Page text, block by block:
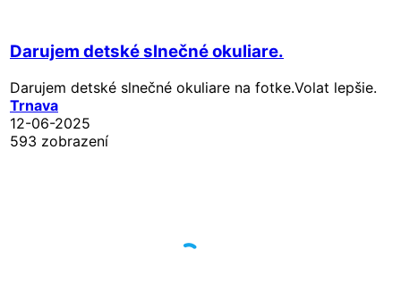
Darujem detské slnečné okuliare.
Darujem detské slnečné okuliare na fotke.Volat lepšie.
Trnava
12-06-2025
593 zobrazení